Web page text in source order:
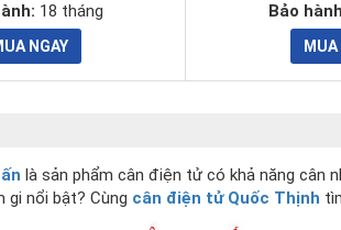
18 tháng
Bảo
là sản phẩm cân điện tử có khả năng cân
gi nổi bật? Cùng cân điện tử Quốc Thịnh